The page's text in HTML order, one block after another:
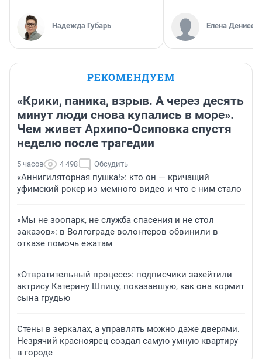
Надежда Губарь Елена
РЕКОМЕНДУЕМ
«Крики, паника, взрыв. А через десять
минут люди снова купались в море».
Чем живет Архипо-Осиповка спустя
неделю после трагедии
5 часов 4 498 Обсудить
«Аннигиляторная пушка!»: кто он — кричащий
уфимский рокер из мемного видео и что с ним стало
«Мы не зоопарк, не служба спасения и не стол
заказов»: в Волгограде волонтеров обвинили в
отказе помочь ежатам
«Отвратительный процесс»: подписчики захейтили
актрису Катерину Шпицу, показавшую, как она кормит
сына грудью
Стены в зеркалах, а управлять можно даже дверями.
Незрячий красноярец создал самую умную квартиру
в городе